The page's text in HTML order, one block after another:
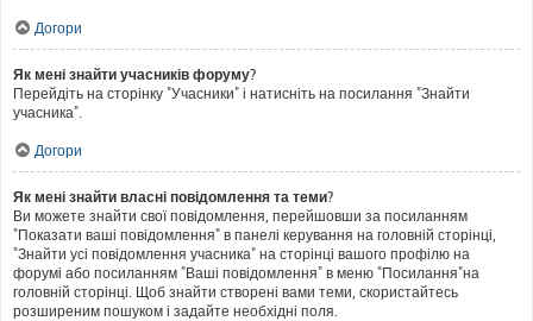
Догори
Як мені знайти учасників форуму?
Перейдіть на сторінку "Учасники" і натисніть на посилання "Знайти
учасника".
Догори
Як мені знайти власні повідомлення та теми?
Ви можете знайти свої повідомлення, перейшовши за посиланням
"Показати ваші повідомлення" в панелі керування на головній сторінці,
"Знайти усі повідомлення учасника" на сторінці вашого профілю на
форумі або посиланням "Ваші повідомлення" в меню "Посилання"на
головній сторінці. Щоб знайти створені вами теми, скористайтесь
розширеним пошуком і задайте необхідні поля.